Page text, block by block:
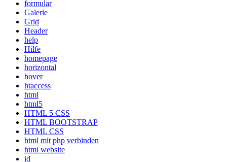
formular
Galerie
Grid
Header
help
Hilfe
homepage
horizontal
hover
htaccess
html
html5
HTML 5 CSS
HTML BOOTSTRAP
HTML CSS
html mit php verbinden
html website
id